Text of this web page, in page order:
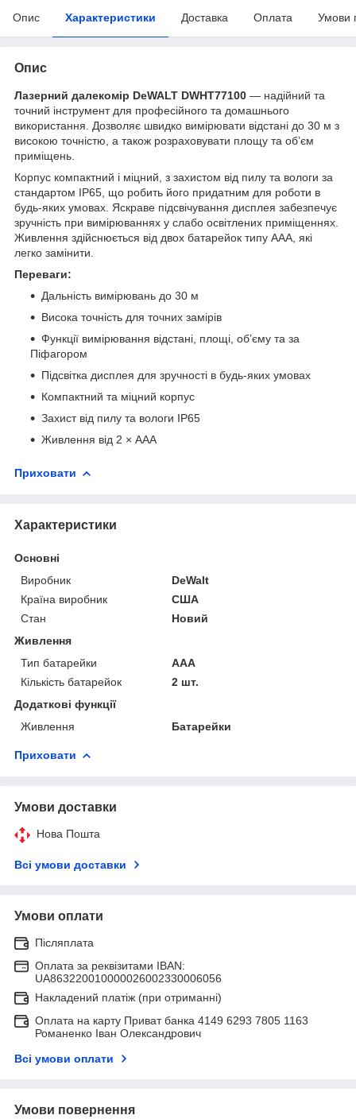
Опис Характеристики Доставка Оплата Умови
Опис
Лазерний далекомір DeWALT DWHT77100 — надійний та
точний інструмент для професійного та домашнього
використання. Дозволяє швидко вимірювати відстані до 30 м з
високою точністю, а також розраховувати площу та об’єм
приміщень.
Корпус компактний і міцний, з захистом від пилу та вологи за
стандартом IP65, що робить його придатним для роботи в
будь-яких умовах. Яскраве підсвічування дисплея забезпечує
зручність при вимірюваннях у слабо освітлених приміщеннях.
Живлення здійснюється від двох батарейок типу AAA, які
легко замінити.
Переваги:
Дальність вимірювань до 30 м
Висока точність для точних замірів
Функції вимірювання відстані, площі, об’єму та за
Піфагором
Підсвітка дисплея для зручності в будь-яких умовах
Компактний та міцний корпус
Захист від пилу та вологи IP65
Живлення від 2 × AAA
Приховати
Характеристики
Основні
Виробник
DeWalt
Країна виробник
США
Стан
Новий
Живлення
Тип батарейки
ААА
Кількість батарейок
2 шт.
Додаткові функції
Живлення
Батарейки
Приховати
Умови доставки
Нова Пошта
Всі умови доставки
Умови оплати
Післяплата
Оплата за реквізитами IBAN:
UA863220010000026002330006056
Накладений платіж (при отриманні)
Оплата на карту Приват банка 4149 6293 7805 1163
Романенко Іван Олександрович
Всі умови оплати
Умови повернення